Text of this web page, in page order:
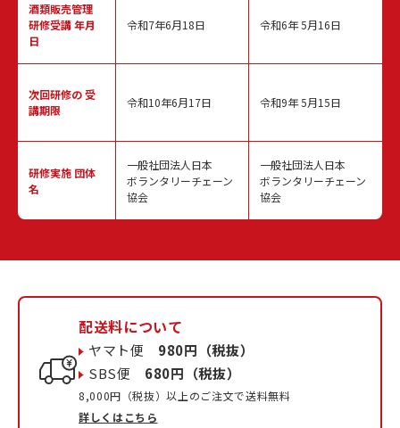
酒類販売管理
研修受講 年月
日
次回研修の受
講期限
研修実施 団体
名
令和7年6月18日
令和10年6月17日
一般社団法人日本
ボランタリーチェーン
協会
令和6年 5月16日
令和9年 5月15日
一般社団法人日本
ボランタリーチェーン
協会
配送料について
ヤマト便 980円（税抜）
SBS便 680円（税抜）
8,000円（税抜）以上のご注文で送料無料
詳しくはこちら